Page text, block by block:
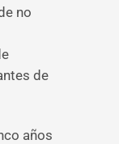
no
de
años